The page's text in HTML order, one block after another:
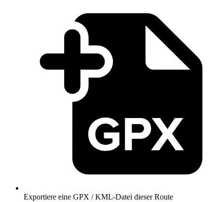
Exportiere eine GPX / KML-Datei dieser Route